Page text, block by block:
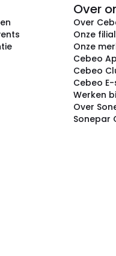
Over
Over
Onze
Onze
Cebeo
Cebeo
Cebeo
Werken
Over
Sonepar